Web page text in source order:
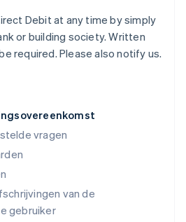
vragen
van de
gebruiker
Debit at any time by simply
or building society. Written
required. Please also notify us.